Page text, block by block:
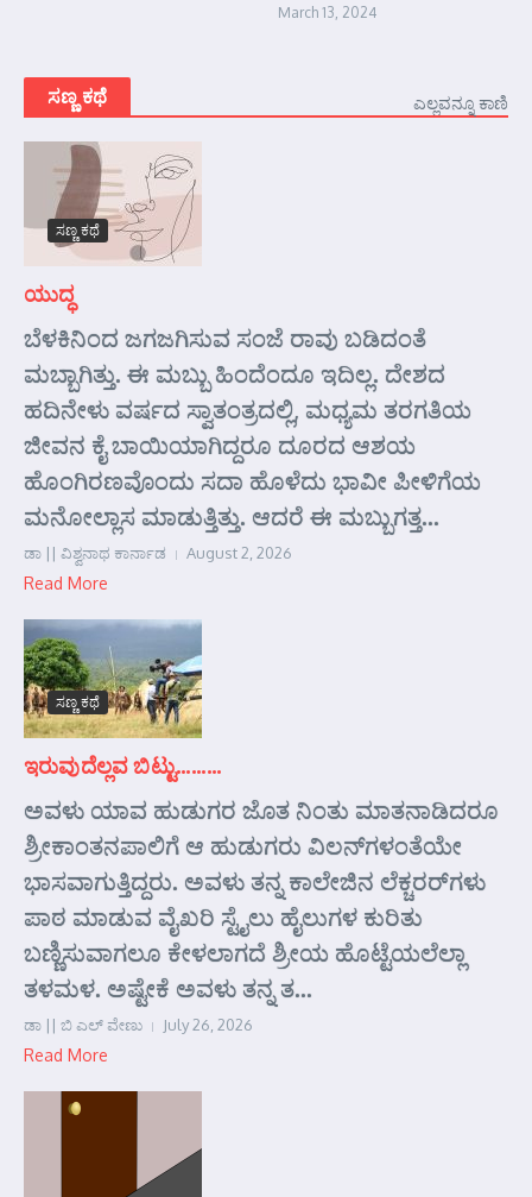
March 13, 2024
ಸಣ್ಣ ಕಥೆ ಎಲ್ಲವನ್ನೂ ಕಾಣಿ
ಸಣ್ಣ ಕಥೆ
ಯುದ್ಧ
ಬೆಳಕಿನಿಂದ ಜಗಜಗಿಸುವ ಸಂಜೆ ರಾವು ಬಡಿದಂತೆ
ಮಬ್ಬಾಗಿತ್ತು. ಈ ಮಬ್ಬು ಹಿಂದೆಂದೂ ಇದಿಲ್ಲ. ದೇಶದ
ಹದಿನೇಳು ವರ್ಷದ ಸ್ವಾತಂತ್ರದಲ್ಲಿ, ಮಧ್ಯಮ ತರಗತಿಯ
ಜೀವನ ಕೈ ಬಾಯಿಯಾಗಿದ್ದರೂ ದೂರದ ಆಶಯ
ಹೊಂಗಿರಣವೊಂದು ಸದಾ ಹೊಳೆದು ಭಾವೀ ಪೀಳಿಗೆಯ
ಮನೋಲ್ಲಾಸ ಮಾಡುತ್ತಿತ್ತು. ಆದರೆ ಈ ಮಬ್ಬುಗತ್ತ...
ಡಾ || ವಿಶ್ವನಾಥ ಕಾರ್ನಾಡ August 2, 2026
Read More
ಸಣ್ಣ ಕಥೆ
ಇರುವುದೆಲ್ಲವ ಬಿಟ್ಟು………
ಅವಳು ಯಾವ ಹುಡುಗರ ಜೊತ ನಿಂತು ಮಾತನಾಡಿದರೂ
ಶ್ರೀಕಾಂತನಪಾಲಿಗೆ ಆ ಹುಡುಗರು ವಿಲನ್‌ಗಳಂತೆಯೇ
ಭಾಸವಾಗುತ್ತಿದ್ದರು. ಅವಳು ತನ್ನ ಕಾಲೇಜಿನ ಲೆಕ್ಚರರ್‌ಗಳು
ಪಾಠ ಮಾಡುವ ವೈಖರಿ ಸ್ಟೈಲು ಹೈಲುಗಳ ಕುರಿತು
ಬಣ್ಣಿಸುವಾಗಲೂ ಕೇಳಲಾಗದೆ ಶ್ರೀಯ ಹೊಟ್ಟೆಯಲೆಲ್ಲಾ
ತಳಮಳ. ಅಷ್ಟೇಕೆ ಅವಳು ತನ್ನ ತ...
ಡಾ || ಬಿ ಎಲ್ ವೇಣು July 26, 2026
Read More